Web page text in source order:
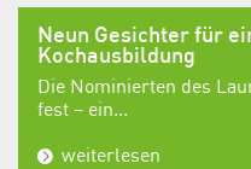
Neun Gesichter für
Kochausbildung
Die Nominierten des
fest – ein...
weiterlesen